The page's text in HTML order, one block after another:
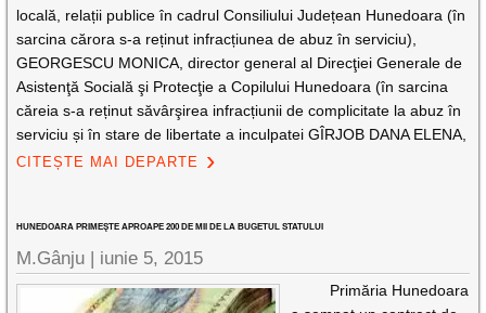
locală, relații publice în cadrul Consiliului Județean Hunedoara (în
sarcina cărora s-a reținut infracțiunea de abuz în serviciu),
GEORGESCU MONICA, director general al Direcţiei Generale de
Asistenţă Socială şi Protecţie a Copilului Hunedoara (în sarcina
căreia s-a reținut săvârşirea infracțiunii de complicitate la abuz în
serviciu și în stare de libertate a inculpatei GÎRJOB DANA ELENA,
CITEȘTE MAI DEPARTE
HUNEDOARA PRIMEŞTE APROAPE 200 DE MII DE LA BUGETUL STATULUI
M.Gânju | iunie 5, 2015
Primăria Hunedoara